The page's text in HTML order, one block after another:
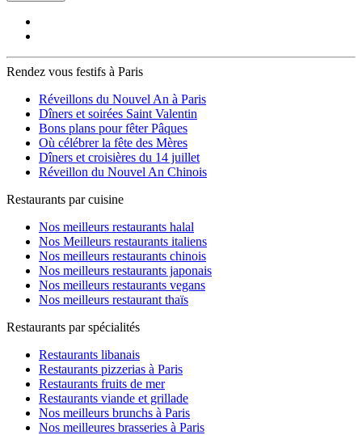
Rendez vous festifs à Paris
Réveillons du Nouvel An à Paris
Dîners et soirées Saint Valentin
Bons plans pour fêter Pâques
Où célébrer la fête des Mères
Dîners et croisières du 14 juillet
Réveillon du Nouvel An Chinois
Restaurants par cuisine
Nos meilleurs restaurants halal
Nos Meilleurs restaurants italiens
Nos meilleurs restaurants chinois
Nos meilleurs restaurants japonais
Nos meilleurs restaurants vegans
Nos meilleurs restaurant thaïs
Restaurants par spécialités
Restaurants libanais
Restaurants pizzerias à Paris
Restaurants fruits de mer
Restaurants viande et grillade
Nos meilleurs brunchs à Paris
Nos meilleures brasseries à Paris